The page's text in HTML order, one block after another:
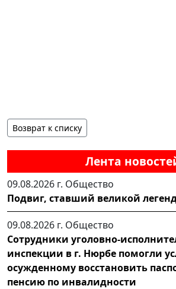
Лента
09.08.2026 г. Общество
Подвиг, ставший великой
09.08.2026 г. Общество
Сотрудники уголовно-
инспекции в г. Нюрбе помогли
осужденному восстановить
пенсию по инвалидности
Возврат к списку